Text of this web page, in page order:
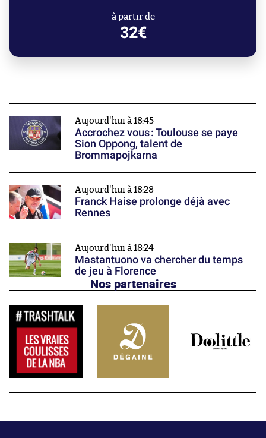
à partir de
32€
Aujourd'hui à 18:45
Accrochez vous : Toulouse se paye
Sion Oppong, talent de
Brommapojkarna
Aujourd'hui à 18:28
Franck Haise prolonge déjà avec
Rennes
Aujourd'hui à 18:24
Mastantuono va chercher du temps
de jeu à Florence
Nos partenaires